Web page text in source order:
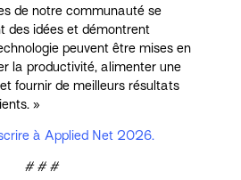
de notre communauté se
des idées et démontrent
peuvent être mises en
la productivité, alimenter une
fournir de meilleurs résultats
»
à Applied Net 2026.
# # #